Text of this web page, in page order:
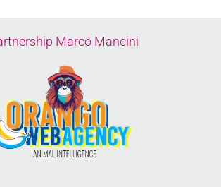
Marco Mancini